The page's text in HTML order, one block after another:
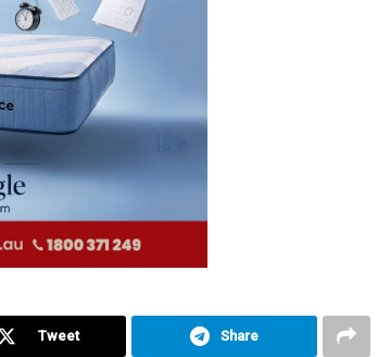
Tweet Share